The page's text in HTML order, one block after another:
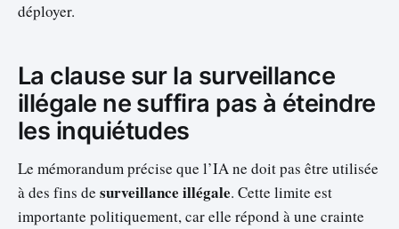
déployer.
La clause sur la surveillance
illégale ne suffira pas à éteindre
les inquiétudes
Le mémorandum précise que l’IA ne doit pas être utilisée
à des fins de surveillance illégale. Cette limite est
importante politiquement, car elle répond à une crainte